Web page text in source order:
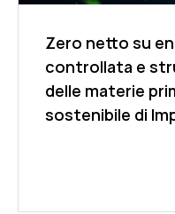
Zero netto su
controllata e
delle materie
sostenibile di